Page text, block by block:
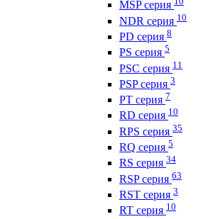
MSP серия
NDR серия 10
PD серия 8
PS серия 5
PSC серия 11
PSP серия 3
PT серия 7
RD серия 10
RPS серия 35
RQ серия 5
RS серия 34
RSP серия 63
RST серия 3
RT серия 10